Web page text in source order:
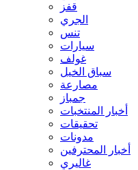
قفز
الجري
تنس
سيارات
غولف
سباق الخيل
مصارعة
جمباز
أخبار المنتخبات
تحقيقات
مدونات
أخبار المحترفين
غاليري